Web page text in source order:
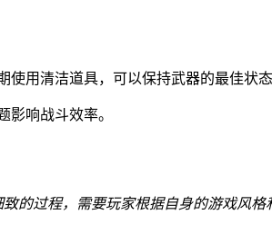
用清洁道具，可以保持武器的最佳状
影响战斗效率。
的过程，需要玩家根据自身的游戏